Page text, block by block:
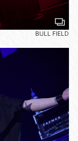
BULL FIELD